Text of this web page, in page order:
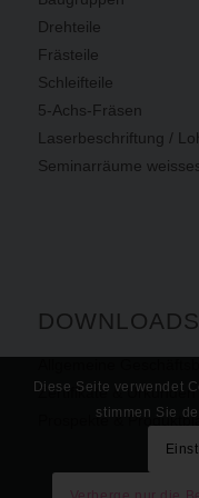
Drehteile
Frästeile
Schleifteile
5-Achs-Fräsen
Laserbeschriftung /
Seminarräume
DOWNLOADS
Zertifikate & Urkunden
Prospekte &
Diese Seite verwendet
stimmen Sie